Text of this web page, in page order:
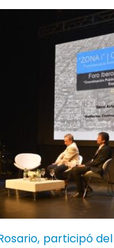
participó